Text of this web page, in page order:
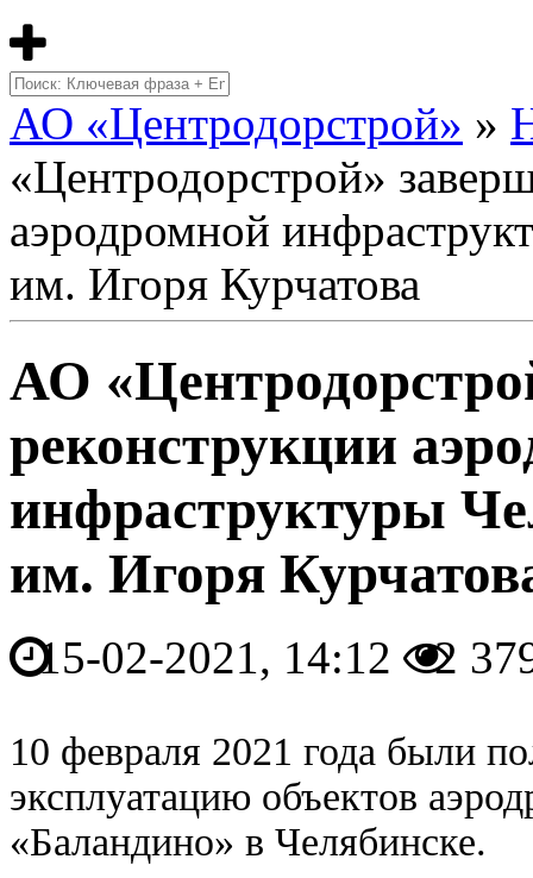
АО «Центродорстрой» »
«Центродорстрой»
аэродромной
им. Игоря Курчатова
АО
реконструкции
инфраструктуры
им. Игоря
15-02-2021, 14:12 2
10 февраля 2021 года были
эксплуатацию объектов
«Баландино» в Челябинске.